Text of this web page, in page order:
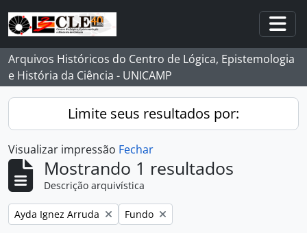
Skip to main content
Arquivos Históricos do Centro de Lógica, Epistemologia
e História da Ciência - UNICAMP
Limite seus resultados por:
Visualizar impressão Fechar
Mostrando 1 resultados
Descrição arquivística
Remover filtro:
Ayda Ignez Arruda Remover filtro:
Fundo